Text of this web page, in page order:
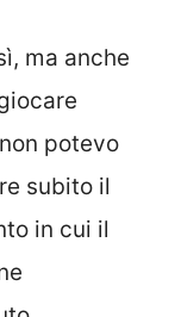
ma anche
potevo
subito il
in cui il